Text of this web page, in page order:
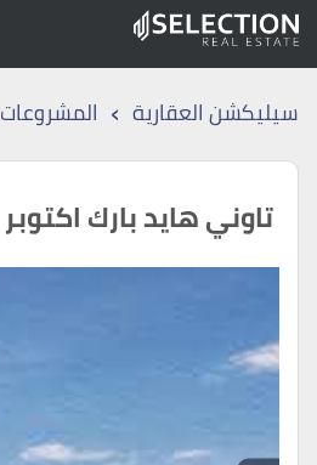
سيليكشن العقارية › المشروعات
تاوني هايد بارك اكتوبر